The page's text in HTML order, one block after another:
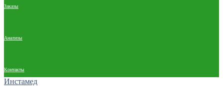
Заказы
Анализы
Контакты
Инстамед